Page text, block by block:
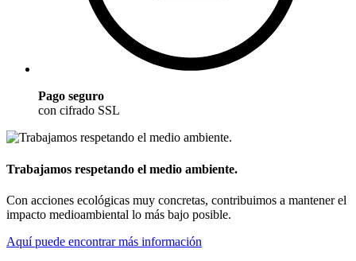
Pago seguro
con cifrado SSL
Trabajamos respetando el medio ambiente.
Con acciones ecológicas muy concretas, contribuimos a mantener el
impacto medioambiental lo más bajo posible.
Aquí puede encontrar más información